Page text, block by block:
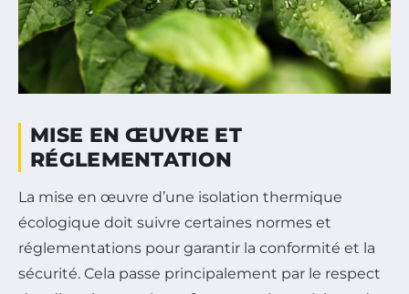
MISE EN ŒUVRE ET
RÉGLEMENTATION
La mise en œuvre d’une isolation thermique
écologique doit suivre certaines normes et
réglementations pour garantir la conformité et la
sécurité. Cela passe principalement par le respect